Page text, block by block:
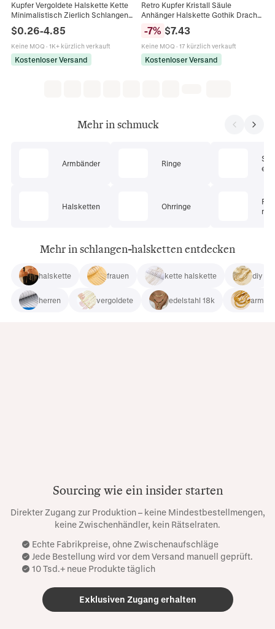
Kupfer Vergoldete Halskette Kette
Minimalistisch Zierlich Schlangen
Box Glied Für Damen Verschiedene
Stile Eleganter Schmuck
$0.26-4.85
Keine MOQ · 1K+ kürzlich verkauft
Kostenloser Versand
Retro Kupfer Kristall Säule
Anhänger Halskette Gothik Drache
Schlange Totenkopf Löwenkopf
Design Vintage Schmuck
-7% $7.43
Keine MOQ · 17 kürzlich verkauft
Kostenloser Versand
Mehr in schmuck
Armbänder
Halsketten
Ringe
Ohrringe
ets
Mehr in schlangen-halsketten entdecken
halskette frauen kette halskette diy
herren vergoldete edelstahl 18k
Sourcing wie ein insider starten
Direkter Zugang zur Produktion – keine Mindestbestellmengen,
keine Zwischenhändler, kein Rätselraten.
Echte Fabrikpreise, ohne Zwischenaufschläge
Jede Bestellung wird vor dem Versand manuell geprüft.
10 Tsd.+ neue Produkte täglich
Exklusiven Zugang erhalten